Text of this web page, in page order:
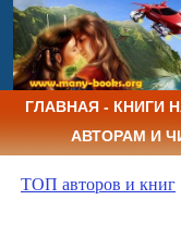
ГЛАВНАЯ - КНИГИ
АВТОРАМ И
ТОП авторов и книг